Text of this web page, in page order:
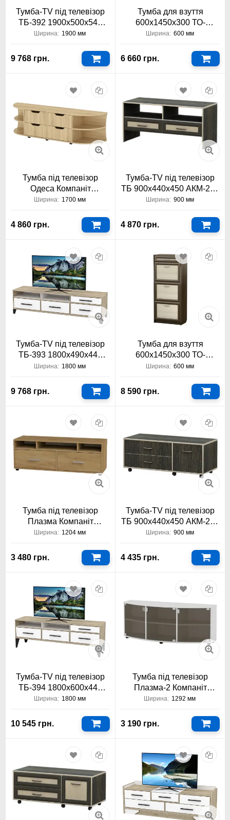
Тумба-TV під телевізор
ТБ-392 1900х500х540
Тіса Меблі
Ширина: 1900 мм
9 768 грн.
Тумба для взуття
600х1450х300 ТО-
АКМ-114 Тіса Меблі АКМ
Ширина: 600 мм
6 660 грн.
Тумба під телевізор
Одеса Компаніт
1700x484x391
Ширина: 1700 мм
4 860 грн.
Тумба-TV під телевізор
ТБ 900х440х450 АКМ-237
Тіса Меблі
Ширина: 900 мм
4 870 грн.
Тумба-TV під телевізор
ТБ-393 1800х490х440
Тіса Меблі
Ширина: 1800 мм
9 768 грн.
Тумба для взуття
600х1450х300 ТО-
АКМ-115 Тіса Меблі АКМ
Ширина: 600 мм
8 590 грн.
Тумба під телевізор
Плазма Компаніт
1202x430x380
Ширина: 1204 мм
3 480 грн.
Тумба-TV під телевізор
ТБ 900х440х450 АКМ-240
Тіса Меблі
Ширина: 900 мм
4 435 грн.
Тумба-TV під телевізор
ТБ-394 1800х600х440
Тіса Меблі
Ширина: 1800 мм
10 545 грн.
Тумба під телевізор
Плазма-2 Компаніт
1292x514x410
Ширина: 1292 мм
3 190 грн.